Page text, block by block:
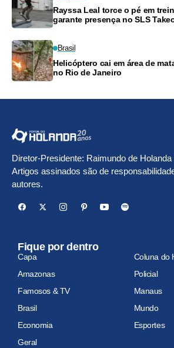
Rayssa Leal torce o pé em
garante presença no SLS
Brasil
Helicóptero cai em área de
no Rio de Janeiro
Diretor-Presidente: Raimundo de Holanda
Artigos assinados são de
autores.
Fique por dentro
Capa
Coluna do
Amazonas
Policial
Famosos & TV
Manaus
Brasil
Mundo
Economia
Esportes
Geral